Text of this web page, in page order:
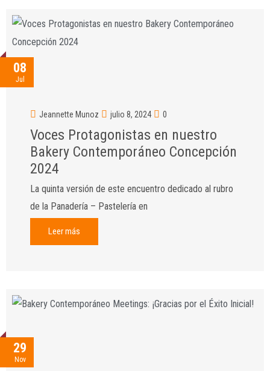
08
Jul
Jeannette Munoz julio 8, 2024 0
Voces Protagonistas en nuestro
Bakery Contemporáneo Concepción
2024
La quinta versión de este encuentro dedicado al rubro
de la Panadería – Pastelería en
Leer más
29
Nov